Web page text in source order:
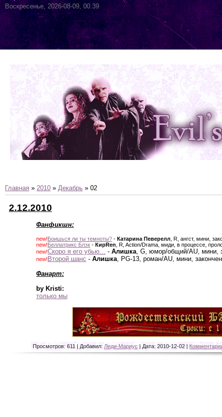
Воскресенье, 2026-08-09, 00.39
Главная » 2010 » Декабрь » 02
2.12.2010
Фанфикшн:
new!Боишься ли ты темноты? - Катарина Певерелл , R, ангст, мини,
new!Беллатрикс Блэк - КирRen , R, Action/Drama, миди, в процессе,
new!Скоро я его убью... - Алишка , G, юмор/общий/AU, мини,
new! Второй шанс - Алишка , PG-13, роман/AU, мини,
Фанарт:
by Kristi:
только мы
Просмотров: 611 | Добавил:Леди-Мариус| Дата:2010-12-02|